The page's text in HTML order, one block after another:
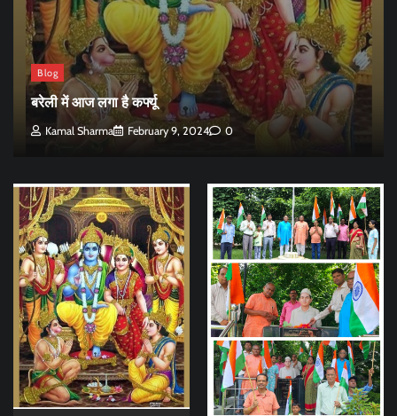
Blog
बरेली में आज लगा है कर्फ्यू
Kamal Sharma February 9, 2024 0